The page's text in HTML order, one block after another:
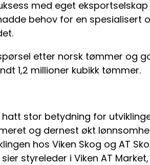
med eget
behov for en spesialisert
etter norsk tømmer og
1,2 millioner kubikk tømmer.
stor betydning for
og dernest økt
hos Viken Skog og AT
styreleder i Viken AT Market,